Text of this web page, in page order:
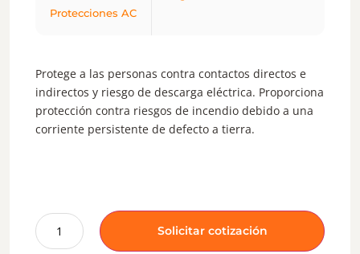
Protecciones AC
Protege a las personas contra contactos directos e
indirectos y riesgo de descarga eléctrica. Proporciona
protección contra riesgos de incendio debido a una
corriente persistente de defecto a tierra.
Solicitar cotización